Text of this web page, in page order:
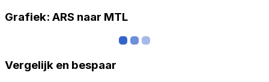
Grafiek: ARS naar MTL
Vergelijk en bespaar